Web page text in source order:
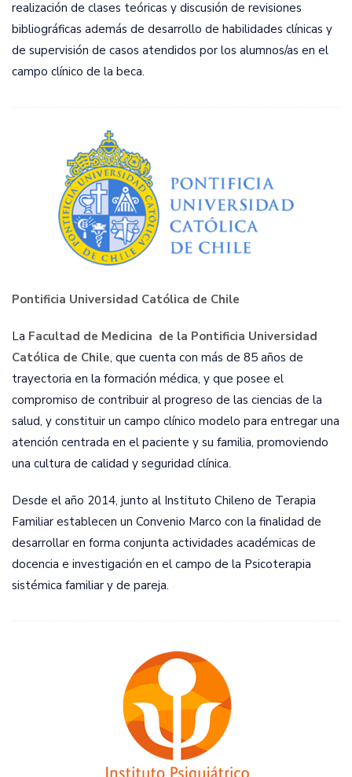
realización de clases teóricas y discusión de revisiones
bibliográficas además de desarrollo de habilidades clínicas y
de supervisión de casos atendidos por los alumnos/as en el
campo clínico de la beca.
Pontificia Universidad Católica de Chile
La Facultad de Medicina de la Pontificia Universidad
Católica de Chile, que cuenta con más de 85 años de
trayectoria en la formación médica, y que posee el
compromiso de contribuir al progreso de las ciencias de la
salud, y constituir un campo clínico modelo para entregar una
atención centrada en el paciente y su familia, promoviendo
una cultura de calidad y seguridad clínica.
Desde el año 2014, junto al Instituto Chileno de Terapia
Familiar establecen un Convenio Marco con la finalidad de
desarrollar en forma conjunta actividades académicas de
docencia e investigación en el campo de la Psicoterapia
sistémica familiar y de pareja.